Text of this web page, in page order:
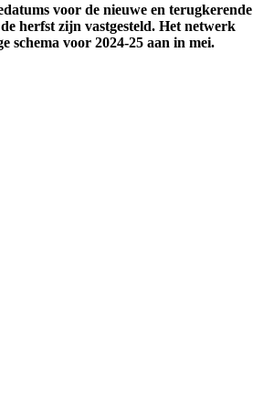
voor de nieuwe en terugkerende
herfst zijn vastgesteld. Het netwerk
schema voor 2024-25 aan in mei.